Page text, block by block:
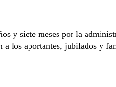
y siete meses por la
los aportantes, jubilados y